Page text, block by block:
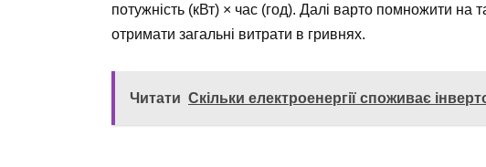
потужність (кВт) × час (год). Далі варто помножити на
отримати загальні витрати в гривнях.
Читати Скільки електроенергії споживає